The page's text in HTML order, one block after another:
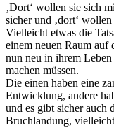
‚Dort‘ wollen sie sich
sicher und ‚dort‘
Vielleicht etwas die
einem neuen Raum auf
nun neu in ihrem Leben
machen müssen.
Die einen haben eine
Entwicklung, andere
und es gibt sicher auch
Bruchlandung,